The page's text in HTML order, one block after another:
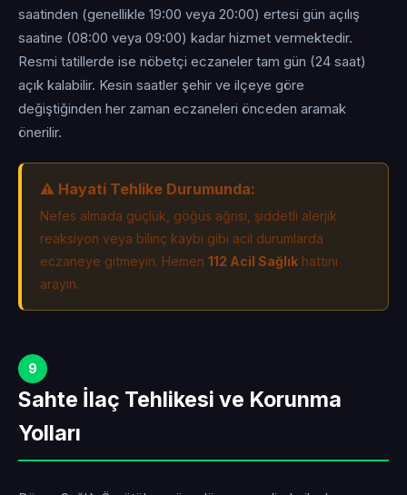
saatinden (genellikle 19:00 veya 20:00) ertesi gün açılış
saatine (08:00 veya 09:00) kadar hizmet vermektedir.
Resmi tatillerde ise nöbetçi eczaneler tam gün (24 saat)
açık kalabilir. Kesin saatler şehir ve ilçeye göre
değiştiğinden her zaman eczaneleri önceden aramak
önerilir.
⚠️ Hayati Tehlike Durumunda:
Nefes almada güçlük, göğüs ağrısı, şiddetli alerjik
reaksiyon veya bilinç kaybı gibi acil durumlarda
eczaneye gitmeyin. Hemen 112 Acil Sağlık hattını
arayın.
9
Sahte İlaç Tehlikesi ve Korunma
Yolları